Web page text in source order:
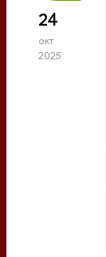
24
окт
2025